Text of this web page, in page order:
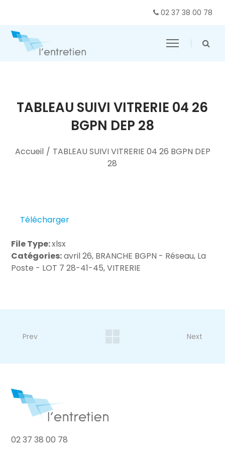
02 37 38 00 78
TABLEAU SUIVI VITRERIE 04 26
BGPN DEP 28
Accueil / TABLEAU SUIVI VITRERIE 04 26 BGPN DEP
28
Télécharger
File Type:xlsx
Catégories:avril 26, BRANCHE BGPN - Réseau, La
Poste - LOT 7 28-41-45, VITRERIE
Prev Next
02 37 38 00 78